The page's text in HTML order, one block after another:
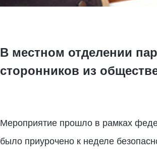
В местном отделении
сторонников из
Мероприятие прошло в рамках
было приурочено к неделе